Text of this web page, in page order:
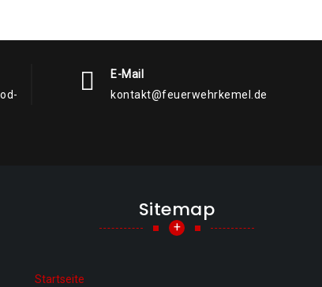
E-Mail
kontakt@feuerwehrkemel.de
Sitemap
+
Startseite